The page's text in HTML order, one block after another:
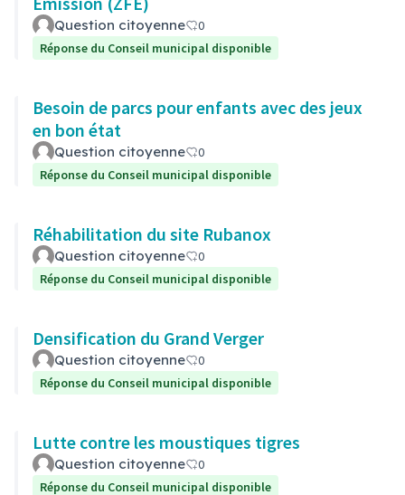
Question citoyenne
0
Réponse du Conseil municipal disponible
Besoin de parcs pour enfants avec des jeux
en bon état
Question citoyenne
0
Réponse du Conseil municipal disponible
Réhabilitation du site Rubanox
Question citoyenne
0
Réponse du Conseil municipal disponible
Densification du Grand Verger
Question citoyenne
0
Réponse du Conseil municipal disponible
Lutte contre les moustiques tigres
Question citoyenne
0
Réponse du Conseil municipal disponible